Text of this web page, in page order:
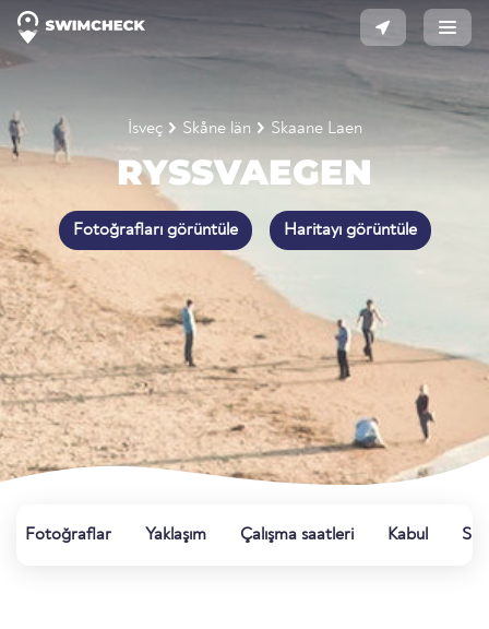
İsveç Skåne län Skaane Laen
RYSSVAEGEN
Fotoğrafları görüntüle Haritayı görüntüle
Fotoğraflar Yaklaşım Çalışma saatleri Kabul Su